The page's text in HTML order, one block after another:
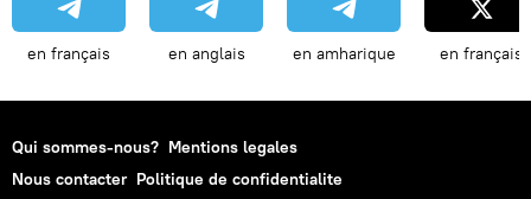
en français en anglais en amharique en français
Qui sommes-nous? Mentions legales
Nous contacter Politique de confidentialite